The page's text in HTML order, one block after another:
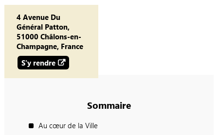
4 Avenue Du
Général Patton,
51000 Châlons-en-
Champagne, France
S'y rendre
Sommaire
Au cœur de la Ville